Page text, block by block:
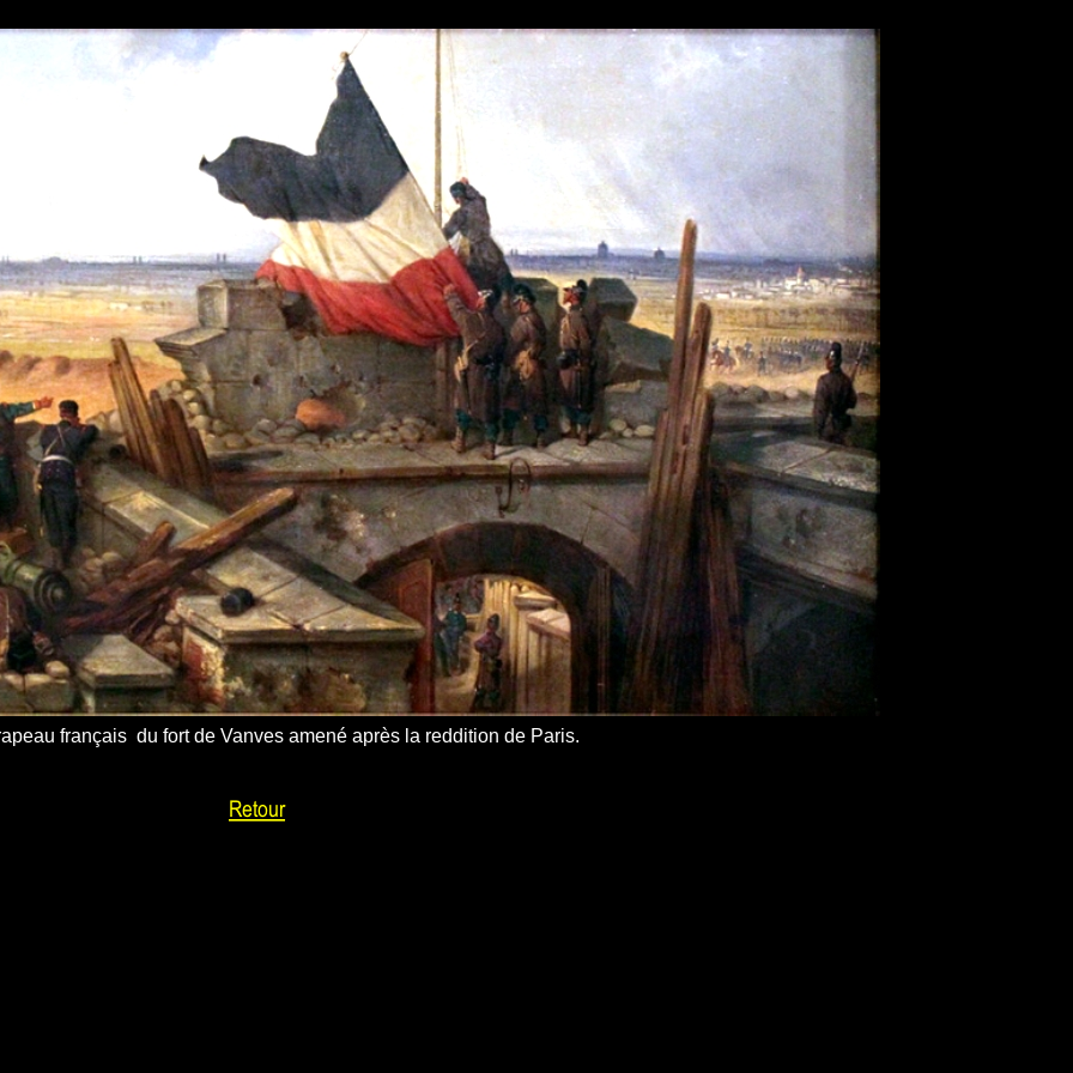
français du fort de Vanves amené après la reddition de Paris.